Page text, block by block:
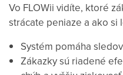
Vo FLOWii vidíte, ktoré
strácate peniaze a ako si
Systém pomáha
Zákazky sú riadené